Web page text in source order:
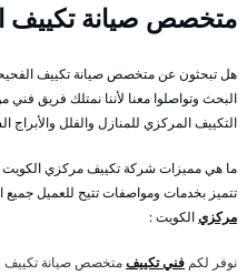
متخصص صيانة تكييف
هل تبحثون عن متخصص صيانة تكييف
البحث وتواصلوا معنا لأننا نمتلك فريق
التكييف المركزي للمنازل والفلل والأبراج
ما هي مميزات شركة تكييف مركزي الكويت
تتميز بخدمات ومواصفات تتيح للعميل جميع
مركزيالكويت :
نوفر لكم فني تكييفمتخصص صيانة تكييف